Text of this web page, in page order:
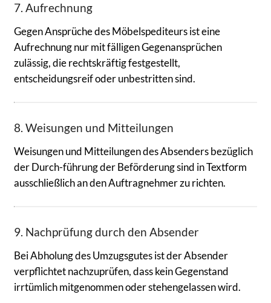
7. Aufrechnung
Gegen Ansprüche des Möbelspediteurs ist eine
Aufrechnung nur mit fälligen Gegenansprüchen
zulässig, die rechtskräftig festgestellt,
entscheidungsreif oder unbestritten sind.
8. Weisungen und Mitteilungen
Weisungen und Mitteilungen des Absenders bezüglich
der Durch-führung der Beförderung sind in Textform
ausschließlich an den Auftragnehmer zu richten.
9. Nachprüfung durch den Absender
Bei Abholung des Umzugsgutes ist der Absender
verpflichtet nachzuprüfen, dass kein Gegenstand
irrtümlich mitgenommen oder stehengelassen wird.